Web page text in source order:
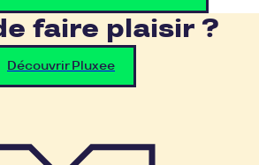
faire plaisir ?
Découvrir Pluxee